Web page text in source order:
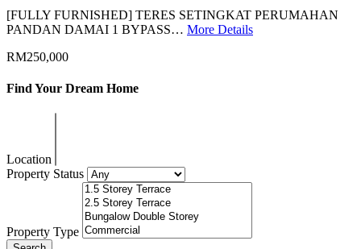
[FULLY FURNISHED] TERES SETINGKAT PERUMAHAN
PANDAN DAMAI 1 BYPASS… More Details
RM250,000
Find Your Dream Home
Location
Property Status
Property Type